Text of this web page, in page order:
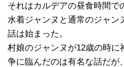
それはカルデアの昼食時間で
水着ジャンヌと通常のジャン
話は始まった。
村娘のジャンヌが12歳の時に
争に臨んだのは有名な話だが